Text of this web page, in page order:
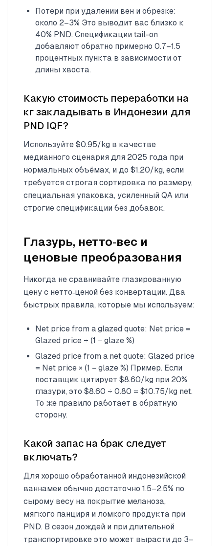
Потери при удалении вен и обрезке:
около 2–3% Это выводит вас близко к
40% PND. Спецификации tail-on
добавляют обратно примерно 0.7–1.5
процентных пункта в зависимости от
длины хвоста.
Какую стоимость переработки на
кг закладывать в Индонезии для
PND IQF?
Используйте $0.95/kg в качестве
медианного сценария для 2025 года при
нормальных объёмах, и до $1.20/kg, если
требуется строгая сортировка по размеру,
специальная упаковка, усиленный QA или
строгие спецификации без добавок.
Глазурь, нетто‑вес и
ценовые преобразования
Никогда не сравнивайте глазированную
цену с нетто‑ценой без конвертации. Два
быстрых правила, которые мы используем:
Net price from a glazed quote: Net price =
Glazed price ÷ (1 − glaze %)
Glazed price from a net quote: Glazed price
= Net price × (1 − glaze %) Пример. Если
поставщик цитирует $8.60/kg при 20%
глазури, это $8.60 ÷ 0.80 = $10.75/kg net.
То же правило работает в обратную
сторону.
Какой запас на брак следует
включать?
Для хорошо обработанной индонезийской
ваннамеи обычно достаточно 1.5–2.5% по
сырому весу на покрытие меланоза,
мягкого панциря и ломкого продукта при
PND. В сезон дождей и при длительной
транспортировке это может вырасти до 3–